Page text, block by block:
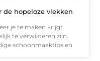
de hopeloze vlekken
je te maken krijgt
te verwijderen zijn.
schoonmaaktips en